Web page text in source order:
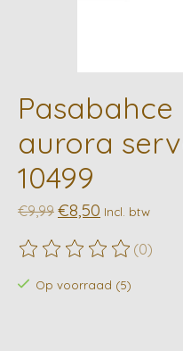
aurora
10499
€9,99 €8,50 Incl. btw
De beoordeling van dit
(0)
Op voorraad (5)